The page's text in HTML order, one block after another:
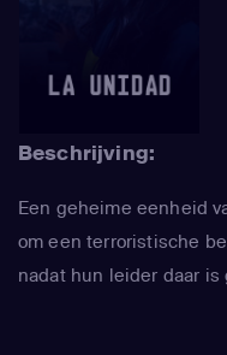
Beschrijving:
Een geheime eenheid
om een terroristische
nadat hun leider daar is